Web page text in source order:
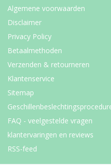
Algemene voorwaarden
Disclaimer
Privacy Policy
Betaalmethoden
Verzenden & retourneren
Klantenservice
Sitemap
FAQ - veelgestelde vragen
klantervaringen en reviews
RSS-feed